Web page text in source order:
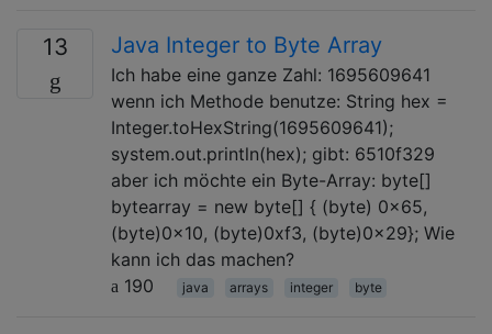
13 Java Integer to Byte Array
Ich habe eine ganze Zahl: 1695609641
wenn ich Methode benutze: String hex =
Integer.toHexString(1695609641);
system.out.println(hex); gibt: 6510f329
aber ich möchte ein Byte-Array: byte[]
bytearray = new byte[] { (byte) 0x65,
(byte)0x10, (byte)0xf3, (byte)0x29}; Wie
kann ich das machen?
190
java arrays integer byte